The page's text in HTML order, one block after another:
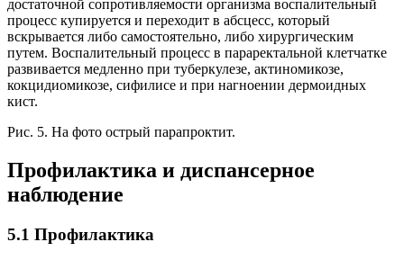
достаточной сопротивляемости организма воспалительный
процесс купируется и переходит в абсцесс, который
вскрывается либо самостоятельно, либо хирургическим
путем. Воспалительный процесс в параректальной клетчатке
развивается медленно при туберкулезе, актиномикозе,
кокцидиомикозе, сифилисе и при нагноении дермоидных
кист.
Рис. 5. На фото острый парапроктит.
Профилактика и диспансерное
наблюдение
5.1 Профилактика